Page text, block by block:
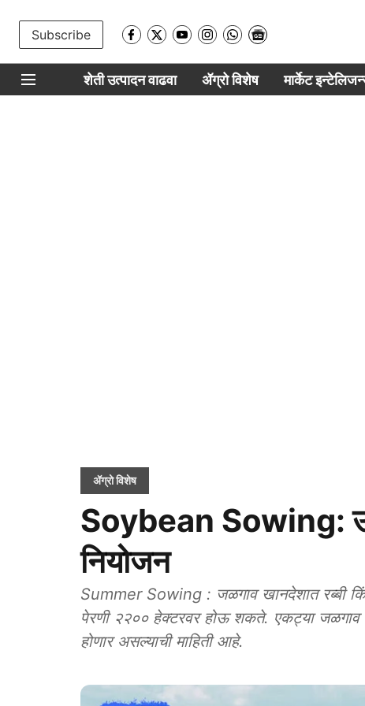
Subscribe
शेती उत्पादन वाढवा ॲग्रो विशेष मार्केट
ॲग्रो विशेष
Soybean Sowing:
नियोजन
Summer Sowing : जळगाव खानदेशात रब्बी
पेरणी २२०० हेक्टरवर होऊ शकते. एकट्या जळगाव
होणार असल्याची माहिती आहे.